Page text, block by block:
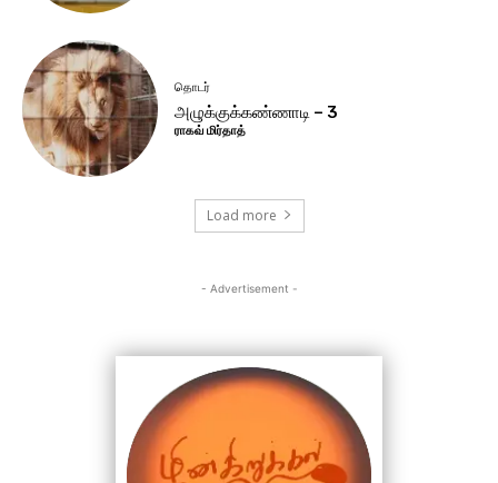
தொடர்
அழுக்குக்கண்ணாடி – 3
ராகவ் மிர்தாத்
Load more
- Advertisement -